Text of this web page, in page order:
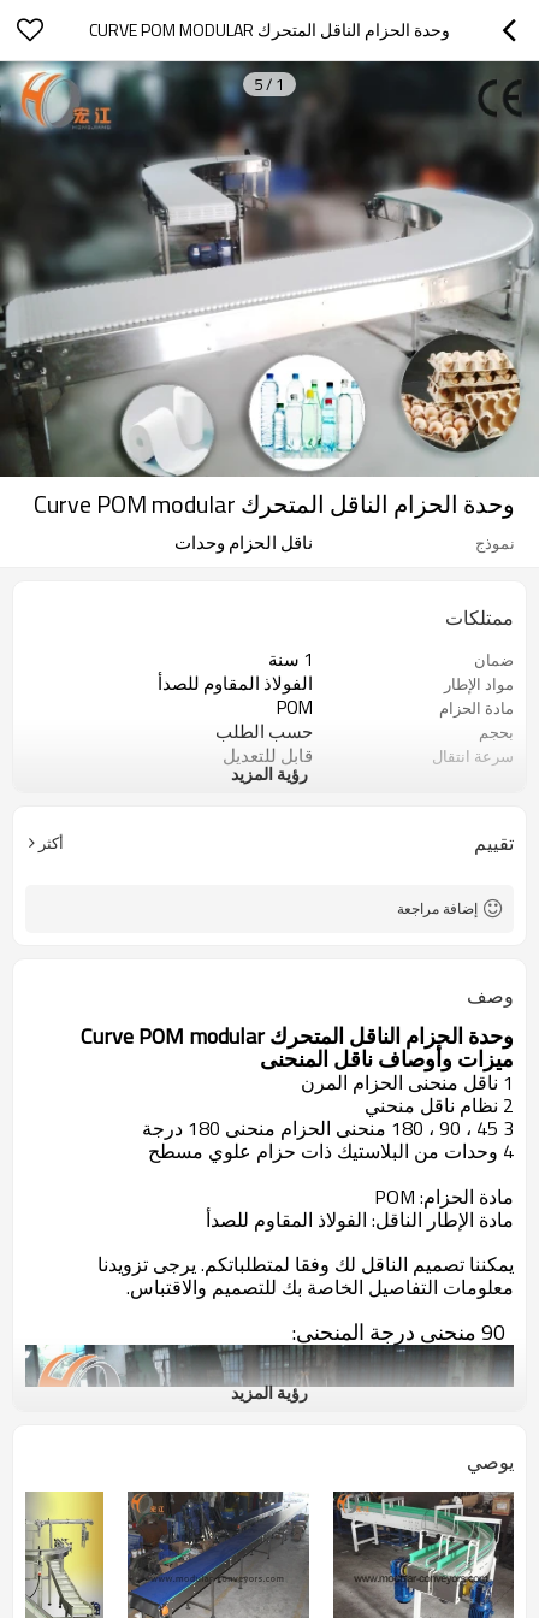
وحدة الحزام الناقل المتحرك CURVE POM MODULAR
1
/
5
وحدة الحزام الناقل المتحرك Curve POM modular
نموذج ناقل الحزام وحدات
ممتلكات
ضمان 1 سنة
مواد الإطار الفولاذ المقاوم للصدأ
مادة الحزام POM
بحجم حسب الطلب
سرعة انتقال قابل للتعديل
CE ، ISO ، SGS
رؤية المزيد
تقييم أكثر
إضافة مراجعة
وصف
وحدة الحزام الناقل المتحرك Curve POM modular
ميزات وأوصاف ناقل المنحنى
1 ناقل منحنى الحزام المرن
2 نظام ناقل منحني
3 45 ، 90 ، 180 منحنى الحزام منحنى 180 درجة
4 وحدات من البلاستيك ذات حزام علوي مسطح
مادة الحزام: POM
مادة الإطار الناقل: الفولاذ المقاوم للصدأ
يمكننا تصميم الناقل لك وفقا لمتطلباتكم. يرجى تزويدنا
معلومات التفاصيل الخاصة بك للتصميم والاقتباس.
90 منحنى درجة المنحنى:
رؤية المزيد
يوصي